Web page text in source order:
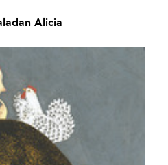
Alicia